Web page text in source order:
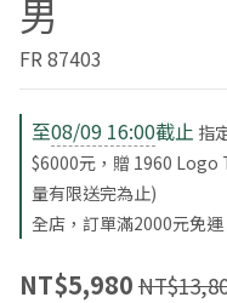
男
FR 87403
至08/09 16:00截止 指
$6000元，贈 1960 Logo
量有限送完為止)
全店，訂單滿2000元免運
NT$5,980